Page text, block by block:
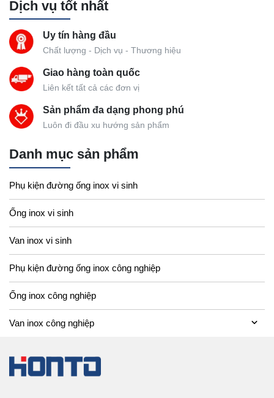
Dịch vụ tốt nhất
Uy tín hàng đầu
Chất lượng - Dịch vụ - Thương hiệu
Giao hàng toàn quốc
Liên kết tất cả các đơn vị
Sản phẩm đa dạng phong phú
Luôn đi đầu xu hướng sản phẩm
Danh mục sản phẩm
Phụ kiện đường ống inox vi sinh
Ống inox vi sinh
Van inox vi sinh
Phụ kiện đường ống inox công nghiệp
Ống inox công nghiệp
Van inox công nghiệp